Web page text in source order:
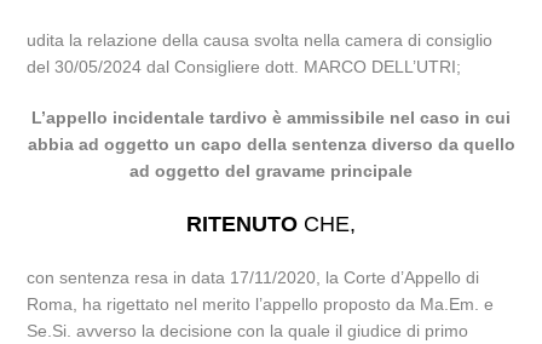
udita la relazione della causa svolta nella camera di consiglio
del 30/05/2024 dal Consigliere dott. MARCO DELL’UTRI;
L’appello incidentale tardivo è ammissibile nel caso in cui
abbia ad oggetto un capo della sentenza diverso da quello
ad oggetto del gravame principale
RITENUTO CHE,
con sentenza resa in data 17/11/2020, la Corte d’Appello di
Roma, ha rigettato nel merito l’appello proposto da Ma.Em. e
Se.Si. avverso la decisione con la quale il giudice di primo